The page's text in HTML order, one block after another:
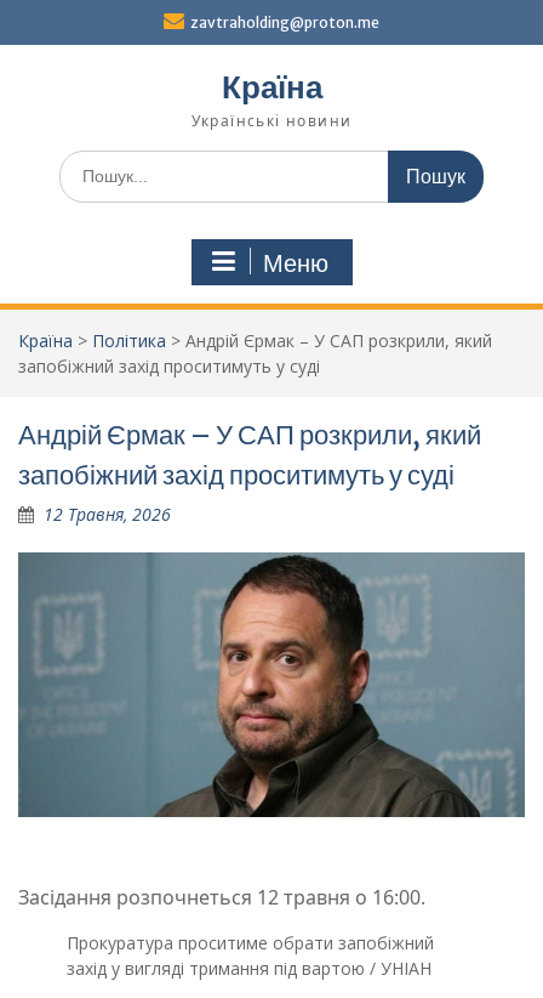
zavtraholding@proton.me
Країна
Українські новини
Шукати:
Меню
Країна > Політика > Андрій Єрмак – У САП розкрили, який
запобіжний захід проситимуть у суді
Андрій Єрмак – У САП розкрили, який
запобіжний захід проситимуть у суді
12 Травня, 2026
Засідання розпочнеться 12 травня о 16:00.
Прокуратура проситиме обрати запобіжний
захід у вигляді тримання під вартою / УНІАН